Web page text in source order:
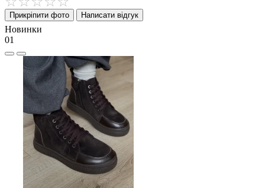
Прикріпити фото Написати відгук
Новинки
01